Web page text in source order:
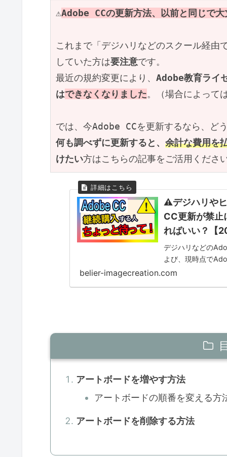
⚠️Adobe CCの更新方法、以前と同じで大
これまで「デジハリなどのスクール経由
していた方は要注意です。
最近の規約変更により、 Adobe教育ライ
はできなくなりました。（場合によって
では、今Adobe CCを更新するなら、ど
何も調べずに更新すると、 余計な費用を
けたい方はこちらの記事をご活用ください
⚠デジハリや
CC更新が禁止
ればいい？【
デジハリなどの
よび、現時点で
belier-imagecreation.com
アートボードを増やす方法
アートボードの順番を変える方
アートボードを削除する方法